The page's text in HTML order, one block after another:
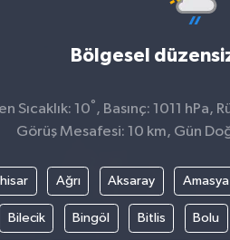
Bölgesel
Sıcaklık: 10° , Basınç: 1011 hPa,
Görüş Mesafesi: 10 km, Gün
Ağrı Aksaray Amasya
Bilecik Bingöl Bitlis Bolu